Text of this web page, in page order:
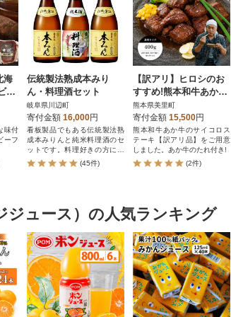
海
ー
味付
ーフ
伝統製法熟成本みり
ん・料理酒セット
岐阜県川辺町
寄付金額 16,000円
看板製品でもある伝統製法熟
成本みりんと純米料理酒のセ
ットです。料理好きの方には
必見の人気製品です。
(45件)
【訳アリ】ヒロシのお
すすめ!熊本和牛あか牛
サイコロステーキ 400g
(あか牛のたれ付き)(美
里町)
熊本県美里町
寄付金額 15,500円
熊本和牛あか牛のサイコロス
テーキ【訳アリ品】をご用意
しました。あか牛のたれ付き!
(2件)
ジュース）の人気ランキング